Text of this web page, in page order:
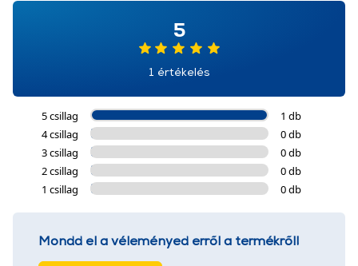
5
1 értékelés
5 csillag
1 db
4 csillag
0 db
3 csillag
0 db
2 csillag
0 db
1 csillag
0 db
Mondd el a véleményed erről a termékről!